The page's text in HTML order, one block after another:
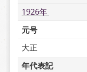
1926年
元号
大正
年代表記